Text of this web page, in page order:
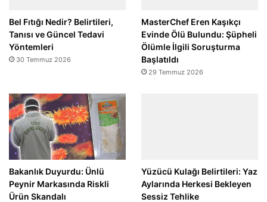
Bel Fıtığı Nedir? Belirtileri,
Tanısı ve Güncel Tedavi
Yöntemleri
30 Temmuz 2026
MasterChef Eren Kaşıkçı
Evinde Ölü Bulundu: Şüpheli
Ölümle İlgili Soruşturma
Başlatıldı
29 Temmuz 2026
Bakanlık Duyurdu: Ünlü
Peynir Markasında Riskli
Ürün Skandalı
Yüzücü Kulağı Belirtileri: Yaz
Aylarında Herkesi Bekleyen
Sessiz Tehlike